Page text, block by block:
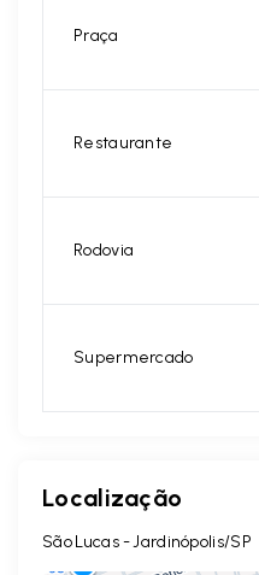
Praça
Restaurante
Rodovia
Supermercado
Localização
São Lucas - Jardinópolis/SP